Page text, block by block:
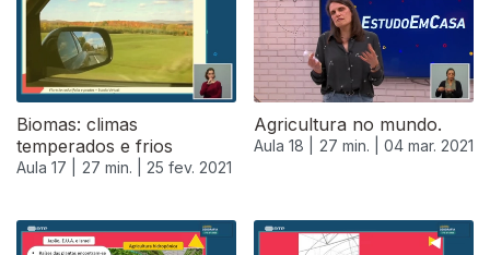
Biomas: climas
temperados e frios
Aula 17 | 27 min. | 25 fev. 2021
Agricultura no mundo.
Aula 18 | 27 min. | 04 mar. 2021